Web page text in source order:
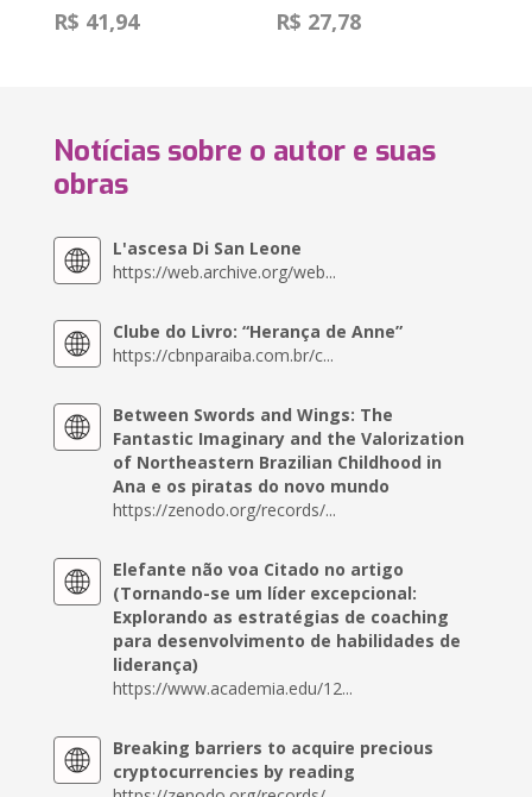
R$ 41,94 R$ 27,78
Notícias sobre o autor e suas
obras
L'ascesa Di San Leone
https://web.archive.org/web...
Clube do Livro: “Herança de Anne”
https://cbnparaiba.com.br/c...
Between Swords and Wings: The
Fantastic Imaginary and the Valorization
of Northeastern Brazilian Childhood in
Ana e os piratas do novo mundo
https://zenodo.org/records/...
Elefante não voa Citado no artigo
(Tornando-se um líder excepcional:
Explorando as estratégias de coaching
para desenvolvimento de habilidades de
liderança)
https://www.academia.edu/12...
Breaking barriers to acquire precious
cryptocurrencies by reading